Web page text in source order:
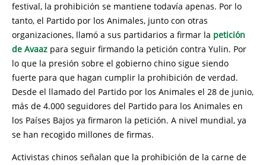
festival, la prohibición se mantiene todavía apenas. Por lo
tanto, el Partido por los Animales, junto con otras
organizaciones, llamó a sus partidarios a firmar la petición
de Avaaz para seguir firmando la petición contra Yulin. Por
lo que la presión sobre el gobierno chino sigue siendo
fuerte para que hagan cumplir la prohibición de verdad.
Desde el llamado del Partido por los Animales el 28 de junio,
más de 4.000 seguidores del Partido para los Animales en
los Países Bajos ya firmaron la petición. A nivel mundial, ya
se han recogido millones de firmas.
Activistas chinos señalan que la prohibición de la carne de